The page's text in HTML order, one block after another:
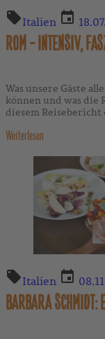
Italien
ROM – INTENSIV,
Was unsere Gäste
können und was die
diesem
Weiterlesen
Italien
BARBARA SCHMIDT: